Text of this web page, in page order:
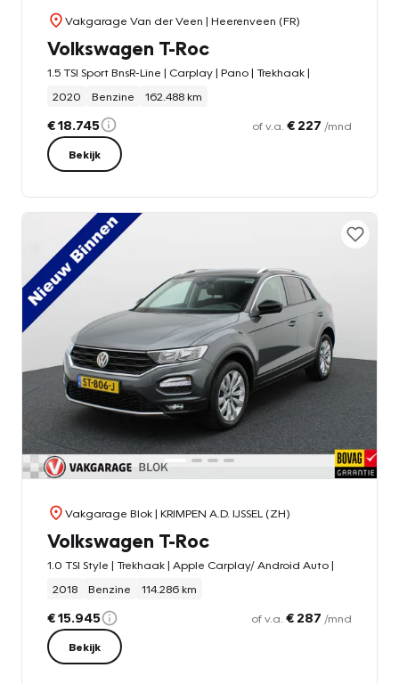
Vakgarage Van der Veen | Heerenveen (FR)
Volkswagen T-Roc
1.5 TSI Sport BnsR-Line | Carplay | Pano | Trekhaak |
2020
Benzine 162.488 km
€ 18.745 of v.a. € 227 /mnd
Bekijk
Vakgarage Blok| KRIMPEN A.D. IJSSEL (ZH)
Volkswagen T-Roc
1.0 TSI Style | Trekhaak | Apple Carplay/ Android Auto |
2018
Benzine 114.286 km
€ 15.945 of v.a. € 287 /mnd
Bekijk